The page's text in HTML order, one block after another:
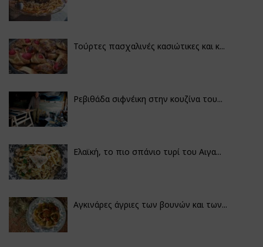
Τούρτες πασχαλινές κασιώτικες και κ...
Ρεβιθάδα σιφνέικη στην κουζίνα του...
Ελαϊκή, το πιο σπάνιο τυρί του Αιγα...
Αγκινάρες άγριες των βουνών και των...